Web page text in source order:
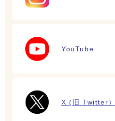
YouTube
X (旧 Twitter）